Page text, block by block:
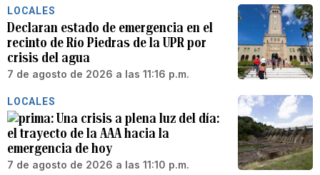
LOCALES
Declaran estado de emergencia en el
recinto de Río Piedras de la UPR por
crisis del agua
7 de agosto de 2026 a las 11:16 p.m.
LOCALES
Una crisis a plena luz del día:
el trayecto de la AAA hacia la
emergencia de hoy
7 de agosto de 2026 a las 11:10 p.m.